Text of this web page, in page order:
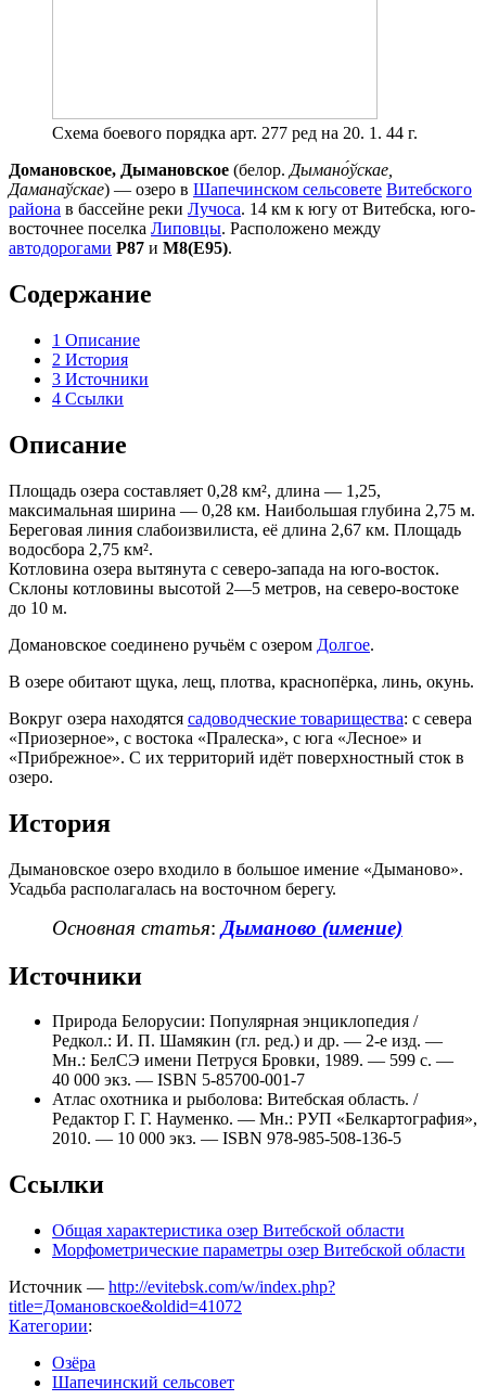
Схема боевого порядка арт. 277 ред на 20. 1. 44 г.
Домановское, Дымановское (белор. Дымано́ўскае,
Даманаўскае) — озеро в Шапечинском сельсовете Витебского
района в бассейне реки Лучоса. 14 км к югу от Витебска, юго-
восточнее поселка Липовцы. Расположено между
автодорогами Р87 и М8(Е95).
Содержание
1 Описание
2 История
3 Источники
4 Ссылки
Описание
Площадь озера составляет 0,28 км², длина — 1,25,
максимальная ширина — 0,28 км. Наибольшая глубина 2,75 м.
Береговая линия слабоизвилиста, её длина 2,67 км. Площадь
водосбора 2,75 км².
Котловина озера вытянута с северо-запада на юго-восток.
Склоны котловины высотой 2—5 метров, на северо-востоке
до 10 м.
Домановское соединено ручьём с озером Долгое.
В озере обитают щука, лещ, плотва, краснопёрка, линь, окунь.
Вокруг озера находятся садоводческие товарищества: с севера
«Приозерное», с востока «Пралеска», с юга «Лесное» и
«Прибрежное». С их территорий идёт поверхностный сток в
озеро.
История
Дымановское озеро входило в большое имение «Дыманово».
Усадьба располагалась на восточном берегу.
Основная статья: Дыманово (имение)
Источники
Природа Белорусии: Популярная энциклопедия /
Редкол.: И. П. Шамякин (гл. ред.) и др. — 2-е изд. —
Мн.: БелСЭ имени Петруся Бровки, 1989. — 599 с. —
40 000 экз. — ISBN 5-85700-001-7
Атлас охотника и рыболова: Витебская область. /
Редактор Г. Г. Науменко. — Мн.: РУП «Белкартография»,
2010. — 10 000 экз. — ISBN 978-985-508-136-5
Ссылки
Общая характеристика озер Витебской области
Морфометрические параметры озер Витебской области
Источник — http://evitebsk.com/w/index.php?
title=Домановское&oldid=41072
Категории:
Озёра
Шапечинский сельсовет